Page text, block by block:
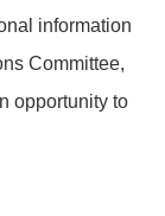
information
Committee,
opportunity to